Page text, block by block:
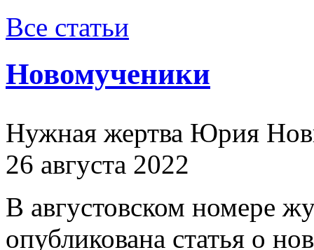
Все статьи
Новомученики
Нужная жертва Юрия
26 августа 2022
В августовском номере
опубликована статья о